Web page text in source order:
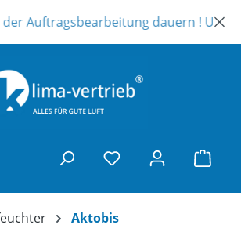
dauern ! Unser
Aktobis